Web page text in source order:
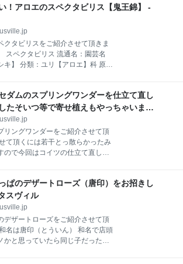
地中に埋めて首元だけ出して植え
関しては最近ネットなどで調べる
り肥料を使わない多肉植物定番の
ンパして仕立て直しをやってい
この巴ちゃんサイズ的には... こん
ツ... が、2株あります。 今回はこ
個全てやっちゃいますぜ！ どちら
ンパ案件ですからね！ 昨年も仕
ですが… どうも巴は葉の隙間が狭
テグス！！ 引っ張りやすい様に両
モノを装着したヤツを作成です！
に～！ クルクル巻き巻
！アロエのスペクタビリス【鬼王錦】 -
クタビリスをご紹介させて頂きま
スペクタビリス 流通名：園芸名
キ】 分類：ユリ【アロエ】科 原
に生息 特徴：大型のアロエで葉に
ています。 令和３年の年末に千葉
多肉植物のイベントで出くわした
いる生産者さんもアロエにはあま
じはなく主役のコーデックスとア
分的に並ぶ少数のアロエ勢の中
号（1鉢） posted with カエレバ
ショッピング ずっと欲しかっ
会う
ダムのスプリングワンダーを仕立て直し
たそいつ等で寄せ植えもやっちゃいま
ィル
リングワンダーをご紹介させて頂
て頂くには若干とっ散らかったみ
ので今回はコイツの仕立て直しを
けで寄せ植えもやってみたいと思
育期にもう少し株が充実してくれ
期待通りにはさっぱり行かず... 植
、ほぼ無肥料状態なモノですから
っちまうんでしょうかねやっぱ
ゃへ地味に伸びる悲しい姿で冬場
ぱのデザートローズ（唐印）をお招きし
スヴィル
デザートローズをご紹介させて頂
名は唐印（とういん） 和名で店頭
かと思っていたら同じ子だったん